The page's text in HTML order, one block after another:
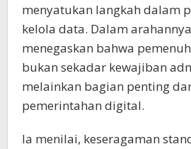
menyatukan langkah dalam
kelola data. Dalam
menegaskan bahwa
bukan sekadar kewajiban
melainkan bagian penting
pemerintahan digital.
Ia menilai, keseragaman